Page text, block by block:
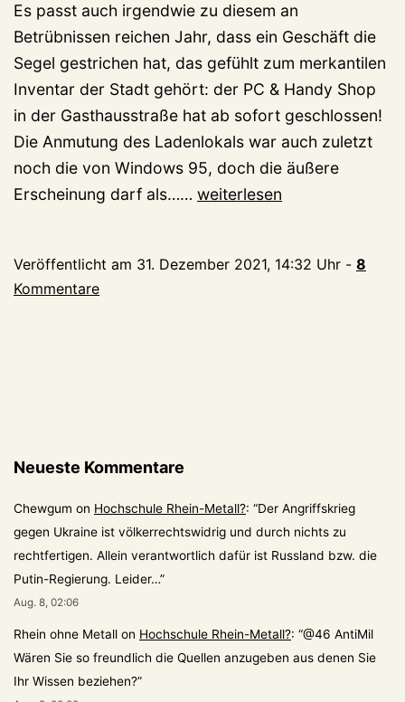
Es passt auch irgendwie zu diesem an
Betrübnissen reichen Jahr, dass ein Geschäft die
Segel gestrichen hat, das gefühlt zum merkantilen
Inventar der Stadt gehört: der PC & Handy Shop
in der Gasthausstraße hat ab sofort geschlossen!
Die Anmutung des Ladenlokals war auch zuletzt
noch die von Windows 95, doch die äußere
Erscheinung darf als…… Adieu,
Handy
weiterlesen
Veröffentlicht am 31. Dezember 2021, 14:32 Uhr - 8
Kommentare
Neueste Kommentare
Chewgum on Hochschule Rhein-Metall?: “Der Angriffskrieg
gegen Ukraine ist völkerrechtswidrig und durch nichts zu
rechtfertigen. Allein verantwortlich dafür ist Russland bzw. die
Putin-Regierung. Leider…”
Aug. 8, 02:06
Rhein ohne Metall on Hochschule Rhein-Metall?: “@46 AntiMil
Wären Sie so freundlich die Quellen anzugeben aus denen Sie
Ihr Wissen beziehen?”